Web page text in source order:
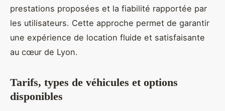
prestations proposées et la fiabilité rapportée par
les utilisateurs. Cette approche permet de garantir
une expérience de location fluide et satisfaisante
au cœur de Lyon.
Tarifs, types de véhicules et options
disponibles